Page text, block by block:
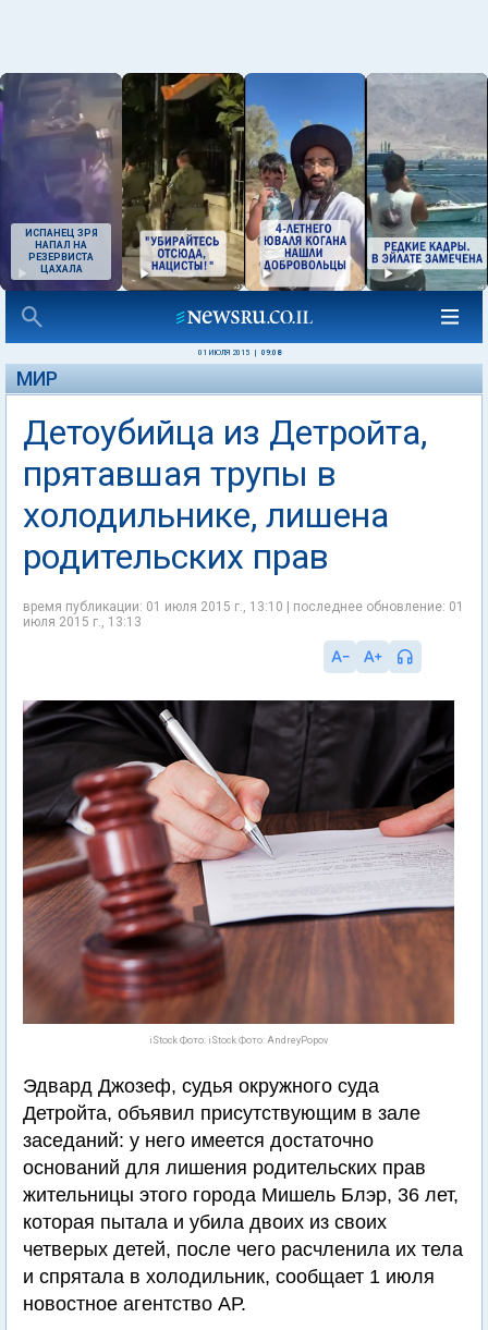
ИСПАНЕЦ ЗРЯ
НАПАЛ НА
РЕЗЕРВИСТА
ЦАХАЛА
01 ИЮЛЯ 2015 09:08
МИР
Детоубийца из Детройта,
прятавшая трупы в
холодильнике, лишена
родительских прав
время публикации: 01 июля 2015 г., 13:10 | последнее обновление: 01
июля 2015 г., 13:13
iStock Фото: iStock Фото: AndreyPopov
Эдвард Джозеф, судья окружного суда
Детройта, объявил присутствующим в зале
заседаний: у него имеется достаточно
оснований для лишения родительских прав
жительницы этого города Мишель Блэр, 36 лет,
которая пытала и убила двоих из своих
четверых детей, после чего расчленила их тела
и спрятала в холодильник, сообщает 1 июля
новостное агентство АР.